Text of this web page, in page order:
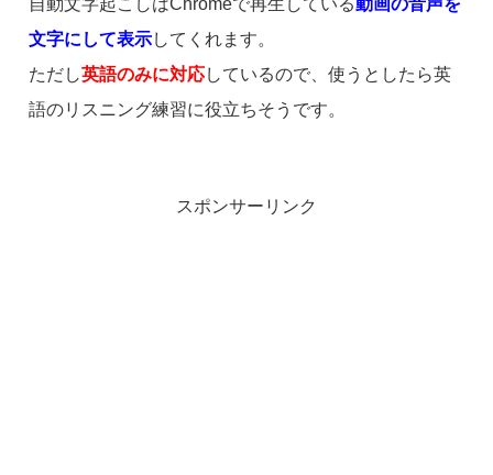
自動文字起こしはChromeで再生している動画の音声を
文字にして表示してくれます。
ただし英語のみに対応しているので、使うとしたら英
語のリスニング練習に役立ちそうです。
スポンサーリンク